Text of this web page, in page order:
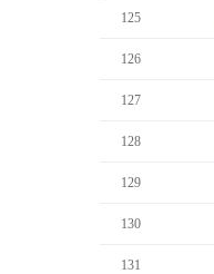
125
126
127
128
129
130
131